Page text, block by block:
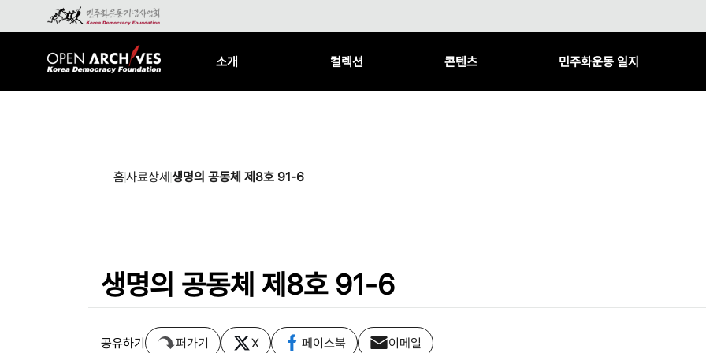
소개 컬렉션 콘텐츠 민주화운동 일지
홈사료상세생명의 공동체 제8호 91-6
생명의 공동체 제8호 91-6
공유하기 퍼가기 X 페이스북 이메일